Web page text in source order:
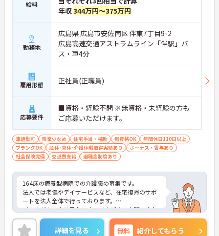
フレックスタイム制を採用しており、ご自身のペー
スで訪問予定を組むことが可能です
・ご自宅からの直行訪問を交えて日々の移動負担を
軽減できることで、体力的なゆとりを持ちながら業
務に取り組めます
【充実した支援制度を活用して、上位資格へのステ
ップアップが期待できます】
・働きながら主任介護支援専門員を目指せる資格取
得支援制度があり、着実にケアマネジャーとしての
れるほか、年1回の定期昇給・昇格制度により日々
の努力がしっかりと給与に還元されます
【大手グループの充実した福利厚生のもと、将来に
わたり長く働き続けられます】
・未就学児お一人につき月1万円の保育手当や育
児・介護向けの時短勤務制度が整っており、ご家庭
との両立を強力にサポートする環境です
・医療費や市販薬の補助が受けられる共済会制度に
加え、75歳までの再雇用制度が設けられていること
で、長期的な安心感を持ってご活躍いただけます
給料
年収344万円～375万円
勤務地
広島県 広島市安佐南区 伴東7丁目9-2
広島高速交通アストラムライン「伴駅」バ
ス・車4分
雇用形態 正社員(正職員)
応募要件
■資格・経験不問 ※無資格・未経験の方も
ご応募いただけます。
車通勤可 残業少なめ 住宅手当・補助 無資格OK
年間休日110日以上
ブランクOK
産休･育休･介護休暇取得実績あり
ボーナス・賞与あり
社会保険完備
交通費支給 退職金制度あり
164床の療養型病院での介護職の募集です。
法人では老健やデイサービスなど、在宅復帰のサポ
ートを法人全体で行っております。
ご興味がある方は是非一度マイナビまでお問い合わ
せください。さらに詳細などお伝えします！
詳細を見る 無料 紹介してもらう